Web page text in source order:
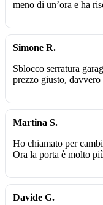
meno di un’ora e ha
Simone R.
Sblocco serratura
prezzo giusto,
Martina S.
Ho chiamato per
Ora la porta è molto
Davide G.